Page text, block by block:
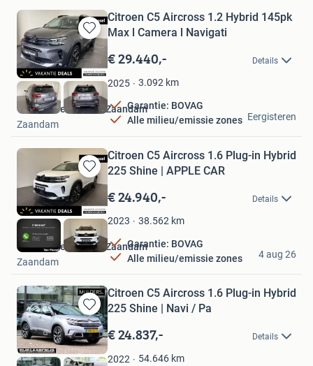
Bewaren
in
Mijn
Favorieten
Citroen C5 Aircross 1.2 Hybrid 145pk
Max l Camera l Navigati
€ 29.440,- Details
2025 3.092 km
Garantie: BOVAG
Alle milieu/emissie zones
Van Mossel Citroën Zaandam
Zaandam
Eergisteren
Bewaren
in
Mijn
Favorieten
Citroen C5 Aircross 1.6 Plug-in Hybrid
225 Shine | APPLE CAR
€ 24.940,- Details
2023 38.562 km
Garantie: BOVAG
Alle milieu/emissie zones
Van Mossel Citroën Zaandam
Zaandam
4 aug 26
Bewaren
in
Mijn
Favorieten
Citroen C5 Aircross 1.6 Plug-in Hybrid
225 Shine | Navi / Pa
€ 24.837,- Details
2022 54.646 km